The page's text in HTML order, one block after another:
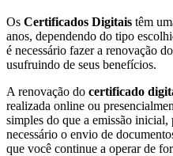
Os Certificados Digitais têm
anos, dependendo do tipo
é necessário fazer a renovação
usufruindo de seus benefícios.
A renovação do certificado
realizada online ou
simples do que a emissão inicial,
necessário o envio de
que você continue a operar de